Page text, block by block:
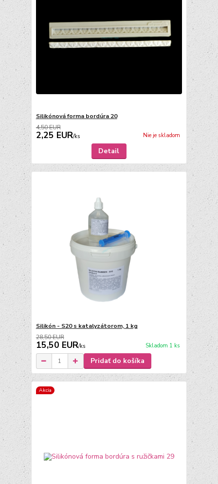
Silikónová forma bordúra 20
4,50 EUR
2,25 EUR/ks Nie je skladom
Detail
Silikón - S20 s katalyzátorom, 1 kg
28,50 EUR
15,50 EUR/ks Skladom 1 ks
Pridať do košíka
Akcia